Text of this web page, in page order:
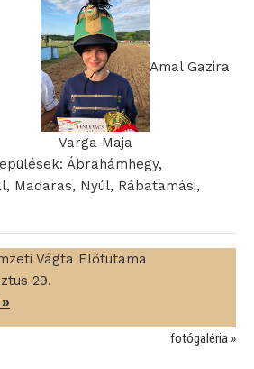
Varga Maja
Amal Gazira
Ábrahámhegy,
Madaras, Nyúl, Rábatamási,
Vágta Előfutama
29.
fotógaléria »